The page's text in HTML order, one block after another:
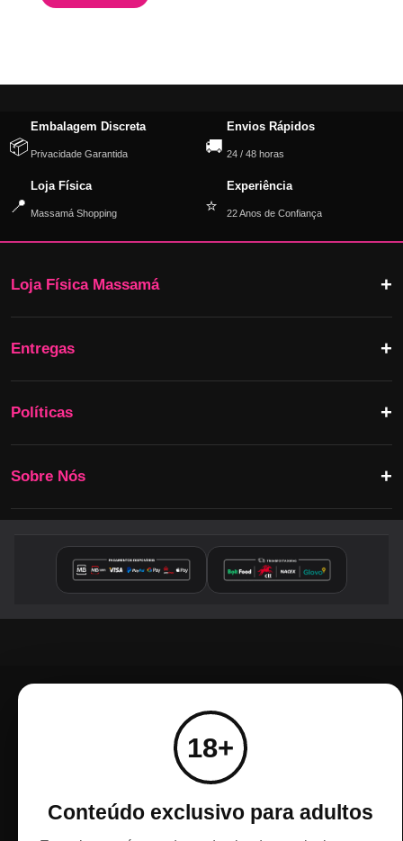
📦
Embalagem Discreta
Privacidade Garantida 🚚
Envios Rápidos
24 / 48 horas
📍
Loja Física
Massamá Shopping ⭐
Experiência
22 Anos de Confiança
Loja Física Massamá
Entregas
Políticas
Sobre Nós
18+
Conteúdo exclusivo para adultos